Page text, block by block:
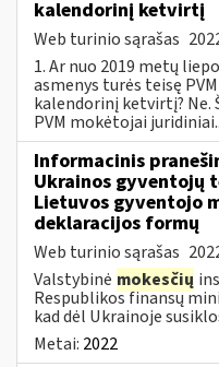
kalendorinį ketvirtį
Web turinio sąrašas
1. Ar nuo 2019 metų
asmenys turės teisę
kalendorinį ketvirtį? Ne.
PVM mokėtojai
Informacinis
Ukrainos gyventojų
Lietuvos gyventojo
deklaracijos formų
Web turinio sąrašas
Valstybinė mokesčių
Respublikos finansų
kad dėl Ukrainoje
Metai: 2022